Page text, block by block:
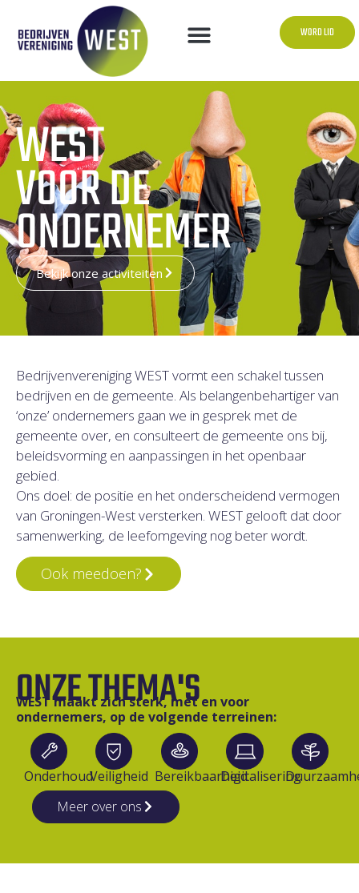
WORD LID
WEST
VOOR DE
ONDERNEMER
Bekijk onze activiteiten
Bedrijvenvereniging WEST vormt een schakel tussen
bedrijven en de gemeente. Als belangenbehartiger van
‘onze’ ondernemers gaan we in gesprek met de
gemeente over, en consulteert de gemeente ons bij,
beleidsvorming en aanpassingen in het openbaar
gebied.
Ons doel: de positie en het onderscheidend vermogen
van Groningen-West versterken. WEST gelooft dat door
samenwerking, de leefomgeving nog beter wordt.
Ook meedoen?
ONZE THEMA'S
WEST maakt zich sterk, met en voor
ondernemers, op de volgende terreinen:
OnderhoudVeiligheid BereikbaarheidDigitalisering
Meer over ons